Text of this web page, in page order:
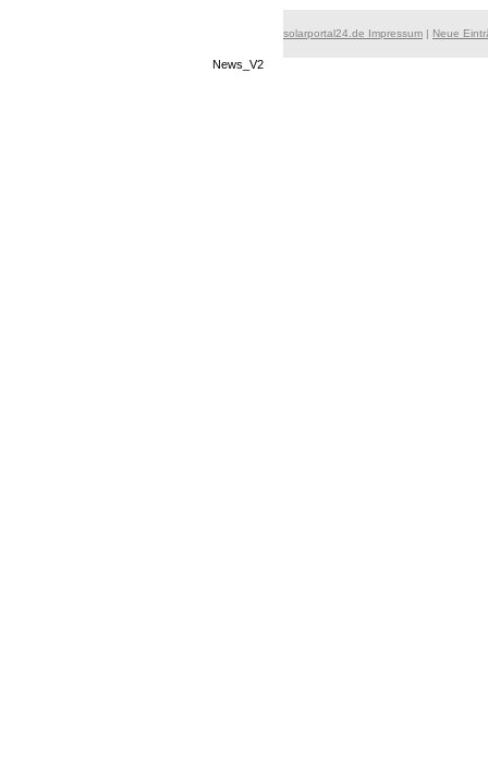
solarportal24.de Impressum | Neue
News_V2